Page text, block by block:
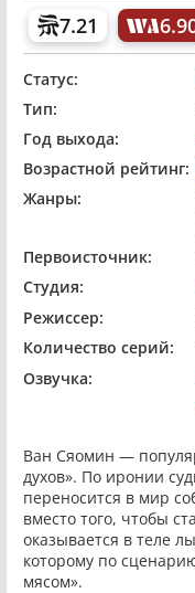
7.21
Статус:
Тип:
Год выхода:
Возрастной рейтинг:
Жанры:
Первоисточник:
Студия:
Режиссер:
Количество серий:
Озвучка:
Ван Сяомин —
духов». По иронии
переносится в мир
вместо того, чтобы
оказывается в теле
которому по
мясом».